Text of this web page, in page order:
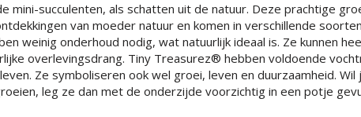
mini-succulenten, als schatten uit de natuur. Deze prachtige
van moeder natuur en komen in verschillende
weinig onderhoud nodig, wat natuurlijk ideaal is. Ze kunnen
overlevingsdrang. Tiny Treasurez® hebben voldoende
Ze symboliseren ook wel groei, leven en duurzaamheid. Wil
leg ze dan met de onderzijde voorzichtig in een potje